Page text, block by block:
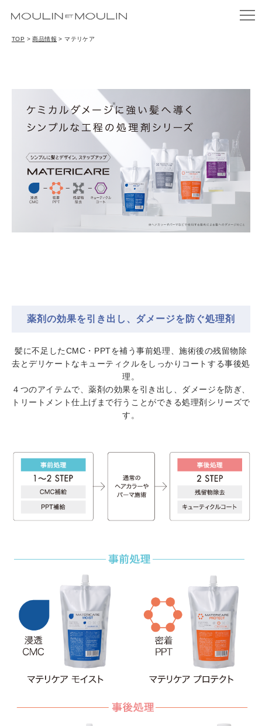
TOP >商品情報 >マテリケア
薬剤の効果を引き出し、ダメージを防ぐ処理剤
髪に不足したCMC・PPTを補う事前処理、施術後の残留物除
去とデリケートなキューティクルをしっかりコートする事後処
理。
４つのアイテムで、薬剤の効果を引き出し、ダメージを防ぎ、
トリートメント仕上げまで行うことができる処理剤シリーズで
す。